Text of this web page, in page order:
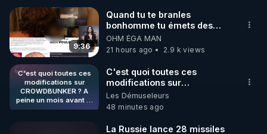
https://t.me/bestofcomputerlive
https://www.twitch.tv/bestofcomputer
https://www.bitchute.com/channel/bestofcomputer
9:36
Quand tu te branles
bonhomme tu émets des
ondes ils ont juste omis de
t'expliquer
OHM ÉGA MAN
21 hours ago
2.9 k views
C'est quoi toutes ces
modifications sur
CROWDBUNKER ? A
peine un mois avant le
début de la censure sur
C'est quoi toutes ces
modifications sur
CROWDBUNKER ? A peine
un mois avant le début de la
censure sur les réseaux
sociaux ? Dites-moi pas que
Les Démuseleurs
48 minutes ago
La Russie lance 28 missiles